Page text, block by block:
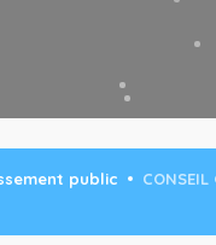
public
CONSEIL